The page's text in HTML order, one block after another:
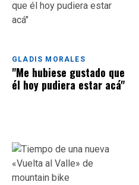
GLADIS MORALES
"Me hubiese gustado que
él hoy pudiera estar acá"